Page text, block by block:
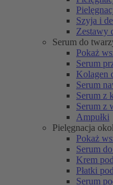
Szyja i
Zestawy
Serum do
Pokaż
Serum
Kolagen
Serum
Serum z
Serum z
Ampułki
Pielęgnacja
Pokaż
Serum
Krem
Płatki
Serum